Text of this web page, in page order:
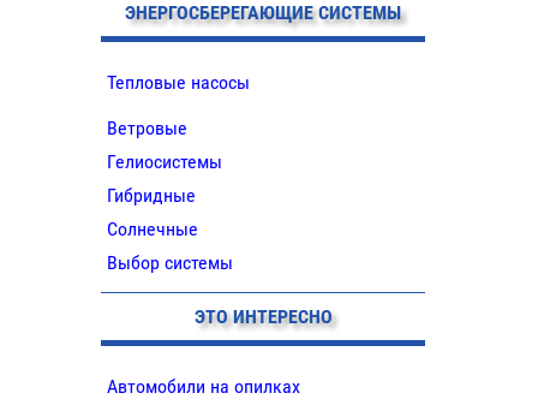
ЭНЕРГОСБЕРЕГАЮЩИЕ СИСТЕМЫ
Тепловые насосы
Ветровые
Гелиосистемы
Гибридные
Солнечные
Выбор системы
ЭТО ИНТЕРЕСНО
Автомобили на опилках